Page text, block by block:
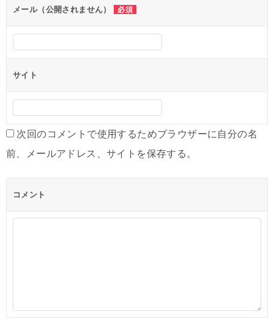
ンメール（公開されません） 必須
サイト
次回のコメントで使用するためブラウザーに自分の名
前、メールアドレス、サイトを保存する。
コメント